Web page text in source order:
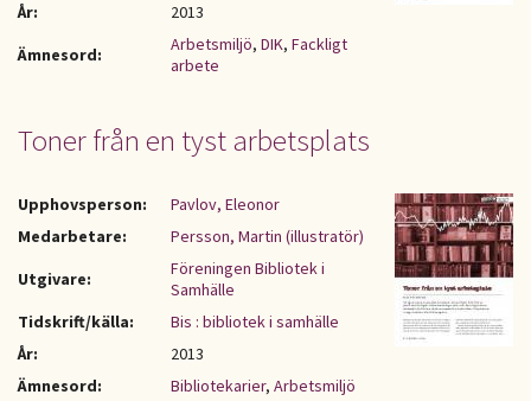
År:
2013
Ämnesord:
Arbetsmiljö, DIK, Fackligt
arbete
Toner från en tyst arbetsplats
Upphovsperson:
Pavlov, Eleonor
Medarbetare:
Persson, Martin (illustratör)
Utgivare:
Föreningen Bibliotek i
Samhälle
Tidskrift/källa:
Bis : bibliotek i samhälle
År:
2013
Ämnesord:
Bibliotekarier, Arbetsmiljö